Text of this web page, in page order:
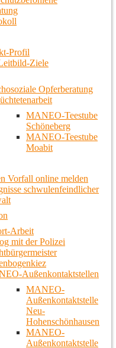
Profil
Ziele
Opferberatung
MANEO-Teestube
Schöneberg
MANEO-Teestube
Moabit
Vorfall online melden
schwulenfeindlicher
Arbeit
mit der Polizei
Außenkontaktstellen
MANEO-
Außenkontaktstelle
Neu-
Hohenschönhausen
MANEO-
Außenkontaktstelle